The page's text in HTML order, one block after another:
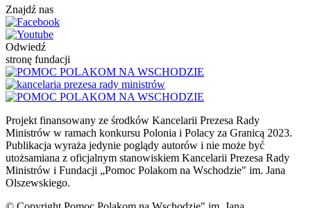
Znajdź nas
Odwiedź
stronę fundacji
Projekt finansowany ze środków Kancelarii Prezesa Rady
Ministrów w ramach konkursu Polonia i Polacy za Granicą 2023.
Publikacja wyraża jedynie poglądy autorów i nie może być
utożsamiana z oficjalnym stanowiskiem Kancelarii Prezesa Rady
Ministrów i Fundacji „Pomoc Polakom na Wschodzie" im. Jana
Olszewskiego.